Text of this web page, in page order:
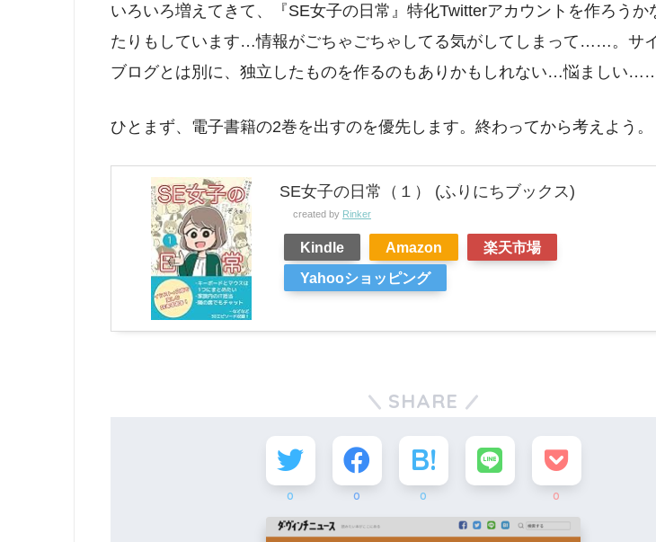
いろいろ増えてきて、『SE女子の日常』特化Twitterアカウントを作ろうか
たりもしています…情報がごちゃごちゃしてる気がしてしまって……。サ
ブログとは別に、独立したものを作るのもありかもしれない…悩ましい……
ひとまず、電子書籍の2巻を出すのを優先します。終わってから考えよう。
SE女子の日常（１） (ふりにちブックス)
created by Rinker
Kindle Amazon
楽天市場
Yahooショッピング
SHARE
0 0 0 0